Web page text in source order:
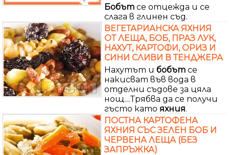
Бобът се отцежда и се
слага в глинен съд.
ВЕГЕТАРИАНСКА ЯХНИЯ
ОТ ЛЕЩА, БОБ, ПРАЗ ЛУК,
НАХУТ, КАРТОФИ, ОРИЗ И
СИНИ СЛИВИ В ТЕНДЖЕРА
Нахутът и бобът се
накисват във вода в
отделни съдове за цяла
нощ....Трябва да се получи
гъсто като яхния.
ПОСТНА КАРТОФЕНА
ЯХНИЯ СЪС ЗЕЛЕН БОБ И
ЧЕРВЕНА ЛЕЩА (БЕЗ
ЗАПРЪЖКА)